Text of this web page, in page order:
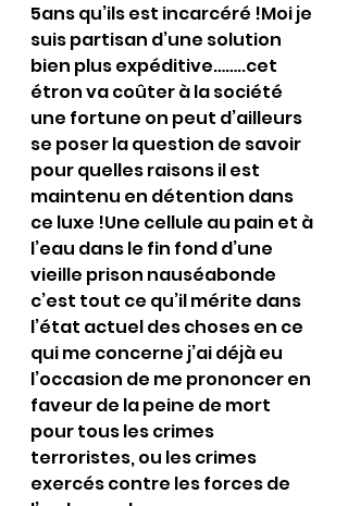
5ans qu’ils est incarcéré !Moi je
suis partisan d’une solution
bien plus expéditive……..cet
étron va coûter à la société
une fortune on peut d’ailleurs
se poser la question de savoir
pour quelles raisons il est
maintenu en détention dans
ce luxe !Une cellule au pain et à
l’eau dans le fin fond d’une
vieille prison nauséabonde
c’est tout ce qu’il mérite dans
l’état actuel des choses en ce
qui me concerne j’ai déjà eu
l’occasion de me prononcer en
faveur de la peine de mort
pour tous les crimes
terroristes, ou les crimes
exercés contre les forces de